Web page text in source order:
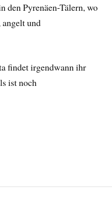
den Pyrenäen-Tälern, wo
angelt und
findet irgendwann ihr
ist noch